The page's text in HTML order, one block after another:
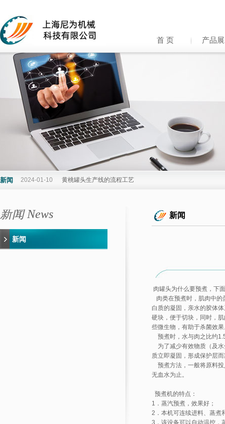
首 页 产品
新闻 2024-01-10 黄桃罐头生产线的流程工艺
新闻 News
新闻
新闻
肉罐头为什么要预煮，下
肉类在预煮时，肌肉中的
白质的凝固，亲水的胶体
硬块，便于切块，同时，
些微生物，有助于杀菌效
预煮时，水与肉之比约
为了减少有效物质（及水
质立即凝固，形成保护层
预煮方法，一般将原料投
无血水为止。
预煮机的特点：
1．蒸汽预煮，效果好；
2．本机可连续进料、蒸煮
3．该设备可以自动温控，